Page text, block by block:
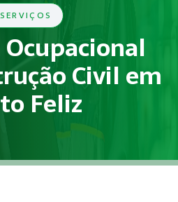
SERVIÇOS
Civil em
Feliz